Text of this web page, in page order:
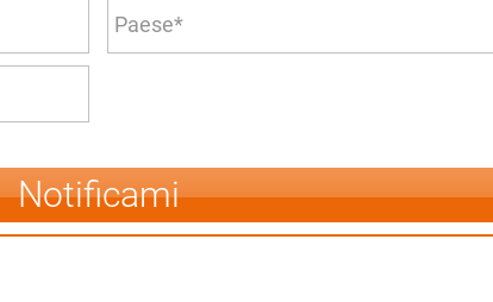
Notificami